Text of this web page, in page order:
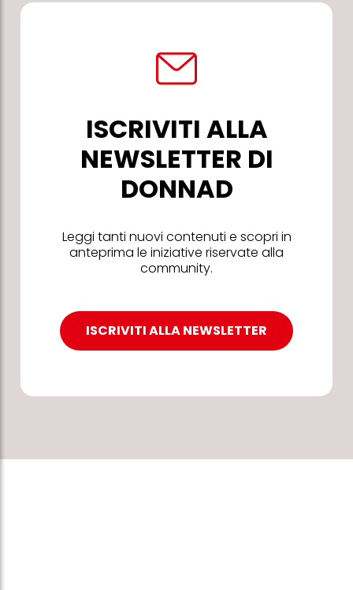
ISCRIVITI ALLA
NEWSLETTER DI
DONNAD
Leggi tanti nuovi contenuti e scopri in
anteprima le iniziative riservate alla
community.
ISCRIVITI ALLA NEWSLETTER